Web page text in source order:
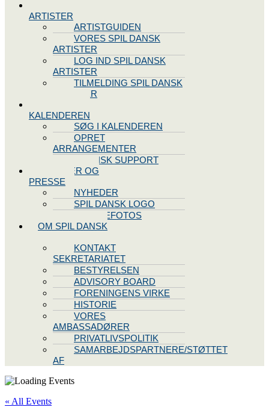
ARTISTER
ARTISTGUIDEN
VORES SPIL DANSK
ARTISTER
LOG IND SPIL DANSK
ARTISTER
TILMELDING SPIL DANSK
ARTISTER
KALENDEREN
SØG I KALENDEREN
OPRET
ARRANGEMENTER
TEKNISK SUPPORT
NYHEDER OG
PRESSE
NYHEDER
SPIL DANSK LOGO
PRESSEFOTOS
OM SPIL DANSK
KONTAKT
SEKRETARIATET
BESTYRELSEN
ADVISORY BOARD
FORENINGENS VIRKE
HISTORIE
VORES
AMBASSADØRER
PRIVATLIVSPOLITIK
SAMARBEJDSPARTNERE/STØTTET
AF
« All Events